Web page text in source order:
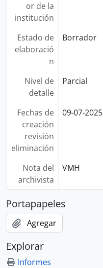
or de la
institución
Estado de
elaboració
n
Borrador
Nivel de
detalle
Parcial
Fechas de
creación
revisión
eliminación
09-07-2025
Nota del
archivista
VMH
Portapapeles
Agregar
Explorar
Informes